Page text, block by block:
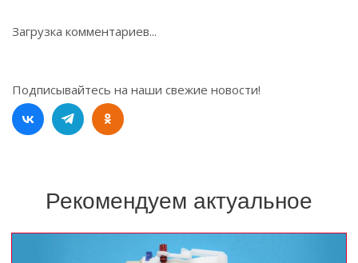
Загрузка комментариев...
Подписывайтесь на наши свежие новости!
Рекомендуем актуальное